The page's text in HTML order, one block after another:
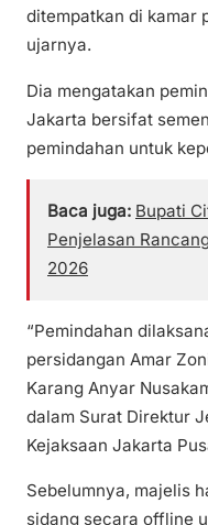
ditempatkan di kamar
ujarnya.
Dia mengatakan
Jakarta bersifat
pemindahan untuk
Baca juga: Bupati
Penjelasan
2026
“Pemindahan
persidangan Amar
Karang Anyar
dalam Surat Direktur
Kejaksaan Jakarta
Sebelumnya, majelis
sidang secara offline